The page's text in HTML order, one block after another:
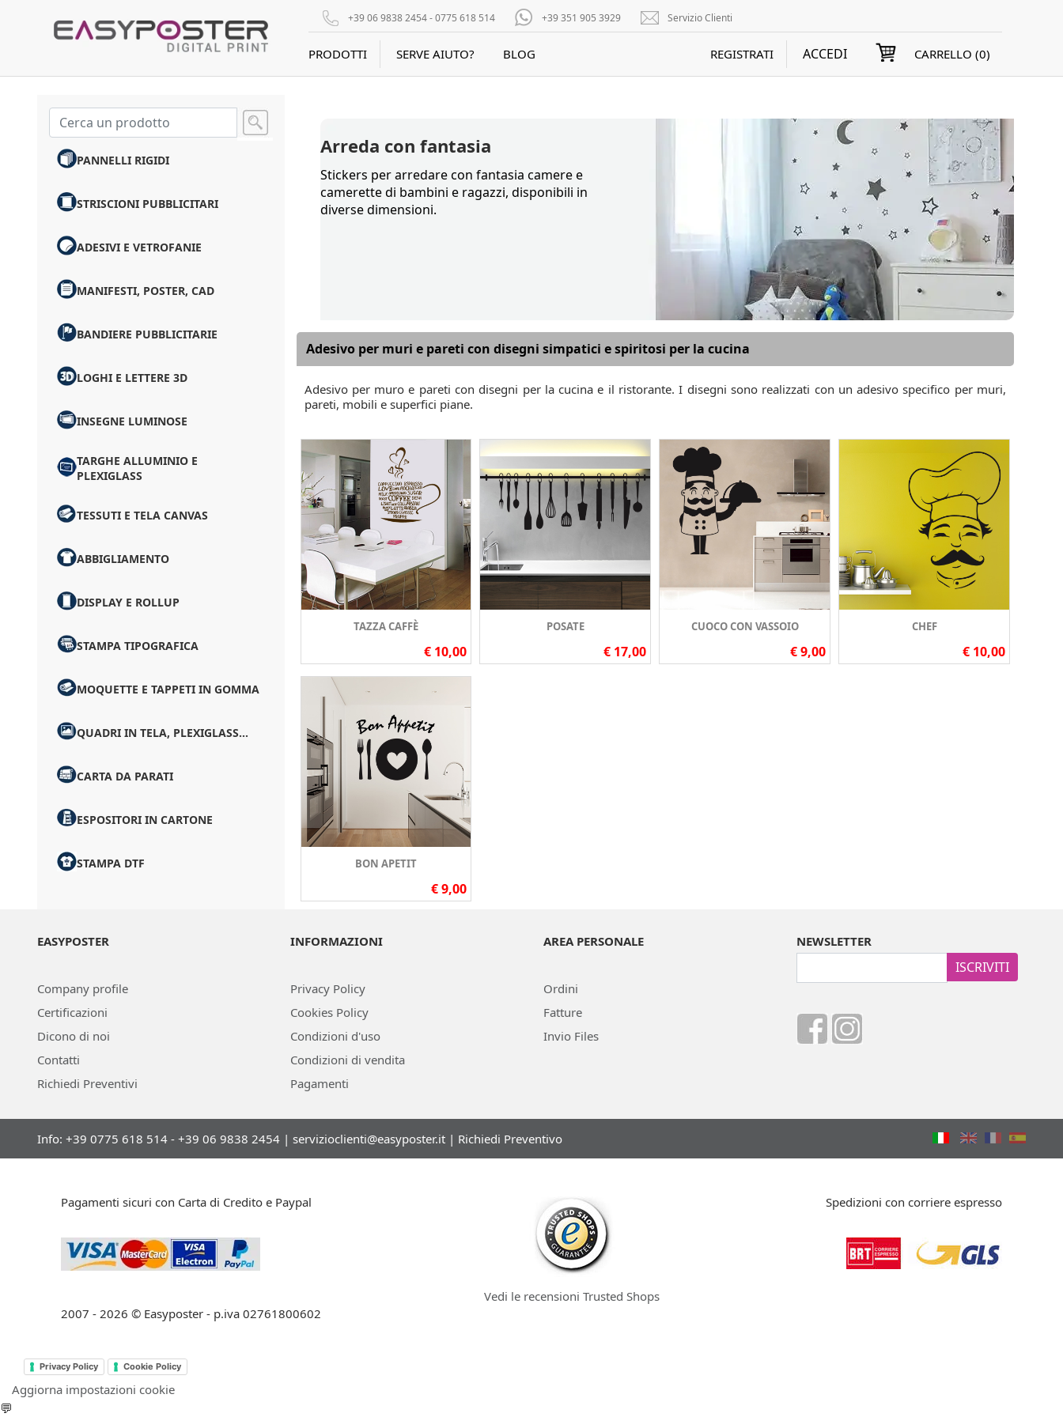
+39 06 9838 2454 - 0775 618 514 +39 351 905 3929 Servizio Clienti
PRODOTTI SERVE AIUTO? BLOG REGISTRATI ACCEDI CARRELLO (0)
PANNELLI RIGIDI
STRISCIONI PUBBLICITARI
ADESIVI E VETROFANIE
MANIFESTI, POSTER, CAD
BANDIERE PUBBLICITARIE
LOGHI E LETTERE 3D
INSEGNE LUMINOSE
TARGHE ALLUMINIO E
PLEXIGLASS
TESSUTI E TELA CANVAS
ABBIGLIAMENTO
DISPLAY E ROLLUP
STAMPA TIPOGRAFICA
MOQUETTE E TAPPETI IN GOMMA
QUADRI IN TELA, PLEXIGLASS...
CARTA DA PARATI
ESPOSITORI IN CARTONE
STAMPA DTF
Arreda con fantasia
Stickers per arredare con fantasia camere e
camerette di bambini e ragazzi, disponibili in
diverse dimensioni.
Adesivo per muri e pareti con disegni simpatici e spiritosi per la cucina
Adesivo per muro e pareti con disegni per la cucina e il ristorante. I disegni sono realizzati con un adesivo specifico per muri,
pareti, mobili e superfici piane.
TAZZA CAFFÈ
€ 10,00
POSATE
€ 17,00
CUOCO CON VASSOIO
€ 9,00
CHEF
€ 10,00
BON APETIT
€ 9,00
EASYPOSTER
Company profile
Certificazioni
Dicono di noi
Contatti
Richiedi Preventivi
INFORMAZIONI
Privacy Policy
Cookies Policy
Condizioni d'uso
Condizioni di vendita
Pagamenti
AREA PERSONALE
Ordini
Fatture
Invio Files
NEWSLETTER
ISCRIVITI
Info: +39 0775 618 514 - +39 06 9838 2454 | servizioclienti@easyposter.it | Richiedi Preventivo
Pagamenti sicuri con Carta di Credito e Paypal
2007 - 2026 © Easyposter - p.iva 02761800602
Vedi le recensioni Trusted Shops
Spedizioni con corriere espresso
Privacy Policy Cookie Policy
Aggiorna impostazioni cookie
💬